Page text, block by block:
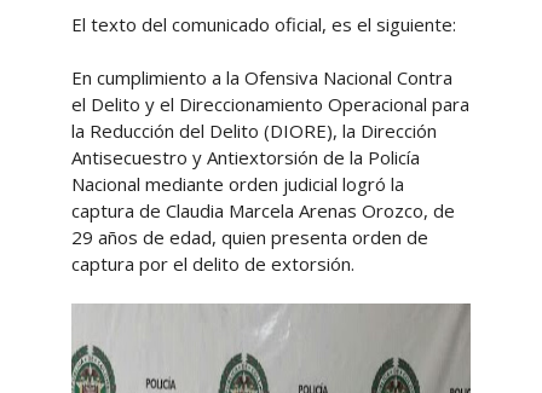
El texto del comunicado oficial, es el siguiente:
En cumplimiento a la Ofensiva Nacional Contra
el Delito y el Direccionamiento Operacional para
la Reducción del Delito (DIORE), la Dirección
Antisecuestro y Antiextorsión de la Policía
Nacional mediante orden judicial logró la
captura de Claudia Marcela Arenas Orozco, de
29 años de edad, quien presenta orden de
captura por el delito de extorsión.